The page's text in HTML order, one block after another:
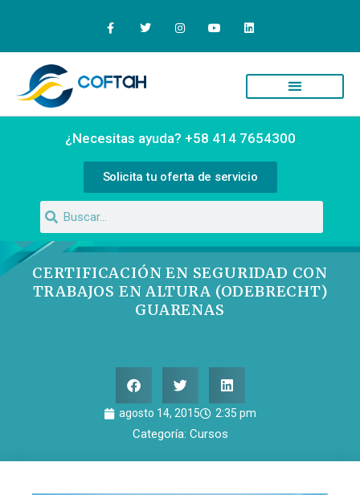
¿Necesitas ayuda? +58 414 7654300
Solicita tu oferta de servicio
CERTIFICACIÓN EN SEGURIDAD CON
TRABAJOS EN ALTURA (ODEBRECHT)
GUARENAS
agosto 14, 2015 2:35 pm
Categoría: Cursos